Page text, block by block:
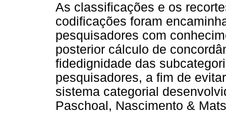
As classificações e os
codificações foram
pesquisadores com
posterior cálculo de
fidedignidade das
pesquisadores, a fim de
sistema categorial
Paschoal, Nascimento &